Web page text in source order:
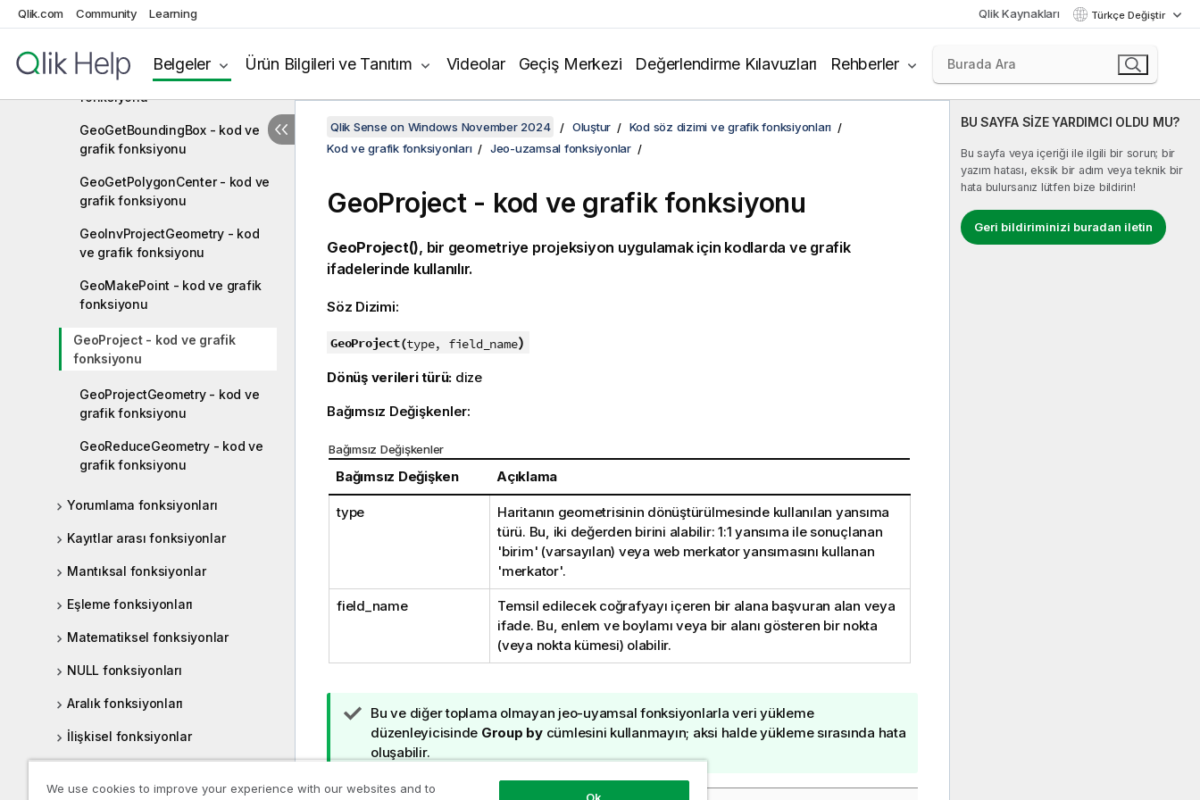
Qlik.com Community Learning Qlik Kaynakları Türkçe Değiştir
Belgeler Ürün Bilgileri ve Tanıtım Videolar Geçiş Merkezi Değerlendirme Kılavuzları Rehberler
GeoBoundingBox - kod ve grafik
GeoCountVertex - kod ve grafik
fonksiyonu
GeoGetBoundingBox - kod ve
grafik fonksiyonu
GeoGetPolygonCenter - kod ve
grafik fonksiyonu
GeoInvProjectGeometry - kod
ve grafik fonksiyonu
GeoMakePoint - kod ve grafik
fonksiyonu
GeoProject - kod ve grafik
fonksiyonu
GeoProjectGeometry - kod ve
grafik fonksiyonu
GeoReduceGeometry - kod ve
grafik fonksiyonu
Yorumlama fonksiyonları
Kayıtlar arası fonksiyonlar
Mantıksal fonksiyonlar
Eşleme fonksiyonları
Matematiksel fonksiyonlar
NULL fonksiyonları
Aralık fonksiyonları
İlişkisel fonksiyonlar
BU SAYFA SİZE YARDIMCI OLDU MU?
Bu sayfa veya içeriği ile ilgili bir sorun; bir
yazım hatası, eksik bir adım veya teknik bir
hata bulursanız lütfen bize bildirin!
Geri bildiriminizi buradan iletin
Qlik Sense on Windows November 2024 Oluştur
Kod söz dizimi ve grafik fonksiyonları
Kod ve grafik fonksiyonları
Jeo-uzamsal fonksiyonlar
GeoProject - kod ve grafik fonksiyonu
GeoProject(), bir geometriye projeksiyon uygulamak için kodlarda ve grafik
ifadelerinde kullanılır.
Söz Dizimi:
GeoProject(type, field_name)
Dönüş verileri türü: dize
Bağımsız Değişkenler:
Bağımsız Değişkenler
Bağımsız Değişken Açıklama
type
Haritanın geometrisinin dönüştürülmesinde kullanılan yansıma
türü. Bu, iki değerden birini alabilir: 1:1 yansıma ile sonuçlanan
'birim' (varsayılan) veya web merkator yansımasını kullanan
'merkator'.
field_name
Temsil edilecek coğrafyayı içeren bir alana başvuran alan veya
ifade. Bu, enlem ve boylamı veya bir alanı gösteren bir nokta
(veya nokta kümesi) olabilir.
İ
p
u
u
Bu ve diğer toplama olmayan jeo-uyamsal fonksiyonlarla veri yükleme
düzenleyicisinde Group bycümlesini kullanmayın; aksi halde yükleme sırasında hata
oluşabilir.
We use cookies to improve your experience with our websites and to